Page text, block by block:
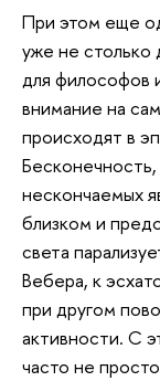
При этом еще
уже не столько
для философов
внимание на
происходят в
нескончаемых
близком и
света
Вебера, к
при другом
активности. С
часто не